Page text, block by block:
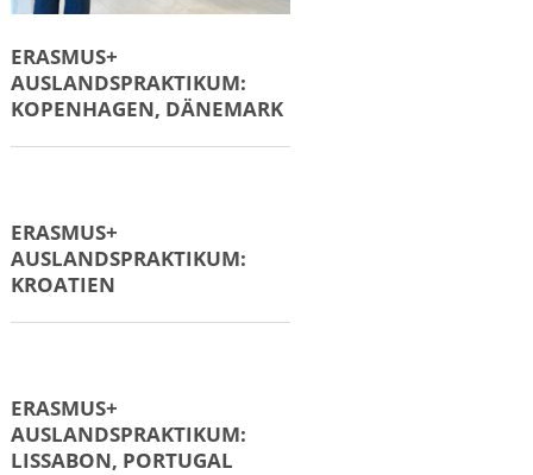
ERASMUS+
AUSLANDSPRAKTIKUM:
KOPENHAGEN, DÄNEMARK
ERASMUS+
AUSLANDSPRAKTIKUM:
KROATIEN
ERASMUS+
AUSLANDSPRAKTIKUM:
LISSABON, PORTUGAL